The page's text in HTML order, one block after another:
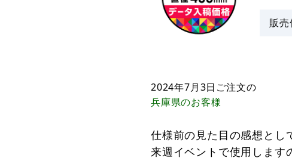
販売
2024年7月3日 ご注文の
兵庫県のお客様
仕様前の見た目の感想とし
来週イベントで使用します